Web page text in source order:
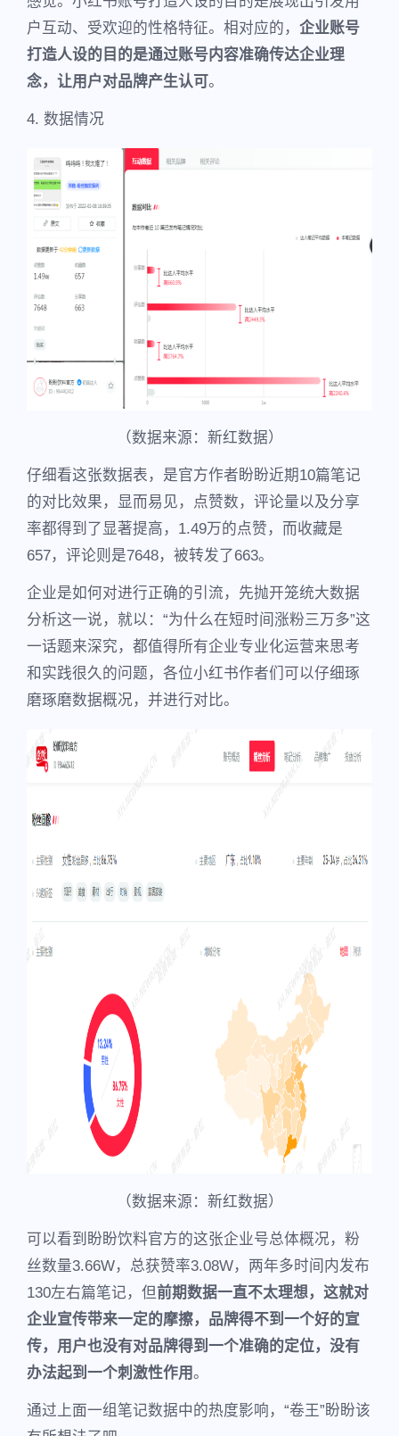
户互动、受欢迎的性格特征。相对应的， 企业账号
打造人设的目的是通过账号内容准确传达企业理
念，让用户对品牌产生认可。
4. 数据情况
（数据来源：新红数据）
仔细看这张数据表，是官方作者盼盼近期10篇笔记
的对比效果，显而易见，点赞数，评论量以及分享
率都得到了显著提高，1.49万的点赞，而收藏是
657，评论则是7648，被转发了663。
企业是如何对进行正确的引流，先抛开笼统大数据
分析这一说，就以：“为什么在短时间涨粉三万多”这
一话题来深究，都值得所有企业专业化运营来思考
和实践很久的问题，各位小红书作者们可以仔细琢
磨琢磨数据概况，并进行对比。
（数据来源：新红数据）
可以看到盼盼饮料官方的这张企业号总体概况，粉
丝数量3.66W，总获赞率3.08W，两年多时间内发布
130左右篇笔记，但前期数据一直不太理想，这就对
企业宣传带来一定的摩擦，品牌得不到一个好的宣
传，用户也没有对品牌得到一个准确的定位，没有
办法起到一个刺激性作用。
通过上面一组笔记数据中的热度影响，“卷王”盼盼该